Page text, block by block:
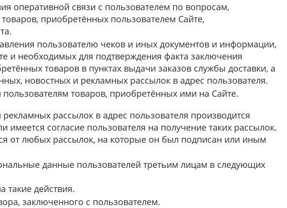
оперативной связи с пользователем по вопросам,
приобретённых пользователем Сайте,
пользователю чеков и иных документов и информации,
и необходимых для подтверждения факта заключения
товаров в пунктах выдачи заказов службы доставки, а
новостных и рекламных рассылок в адрес пользователя.
товаров, приобретённых ими на Сайте.
рассылок в адрес пользователя производится
имеется согласие пользователя на получение таких рассылок.
от любых рассылок, на которые он был подписан или иным
данные пользователей третьим лицам в следующих
такие действия.
заключенного с пользователем.